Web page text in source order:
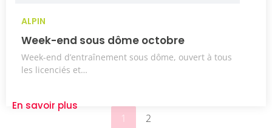
ALPIN
Week-end sous dôme octobre
Week-end d’entraînement sous dôme, ouvert à tous
les licenciés et…
En savoir plus
1 2